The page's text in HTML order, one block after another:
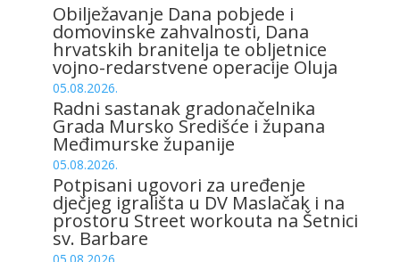
Obilježavanje Dana pobjede i
domovinske zahvalnosti, Dana
hrvatskih branitelja te obljetnice
vojno-redarstvene operacije Oluja
05.08.2026.
Radni sastanak gradonačelnika
Grada Mursko Središće i župana
Međimurske županije
05.08.2026.
Potpisani ugovori za uređenje
dječjeg igrališta u DV Maslačak i na
prostoru Street workouta na Šetnici
sv. Barbare